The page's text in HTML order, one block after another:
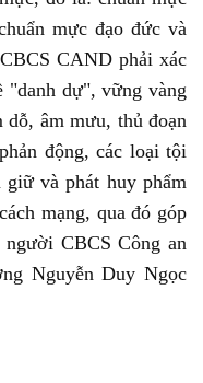
mực đạo đức và
CAND phải xác
"danh dự", vững vàng
âm mưu, thủ đoạn
động, các loại tội
và phát huy phẩm
mạng, qua đó góp
CBCS Công an
Nguyễn Duy Ngọc